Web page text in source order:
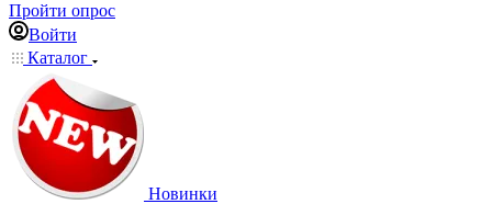
Пройти опрос
Войти
Каталог
Новинки